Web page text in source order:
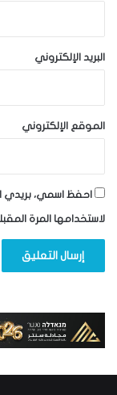
البريد الإلكتروني
الموقع الإلكتروني
احفظ اسمي، بريدي
لاستخدامها المرة